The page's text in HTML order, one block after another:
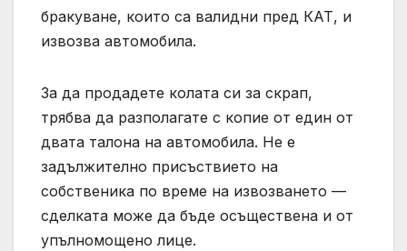
бракуване, които са валидни пред КАТ, и
извозва автомобила.
За да продадете колата си за скрап,
трябва да разполагате с копие от един от
двата талона на автомобила. Не е
задължително присъствието на
собственика по време на извозването —
сделката може да бъде осъществена и от
упълномощено лице.